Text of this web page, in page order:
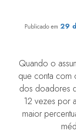
Publicado em 29
Quando o
que conta com
dos doadores
12 vezes por
maior